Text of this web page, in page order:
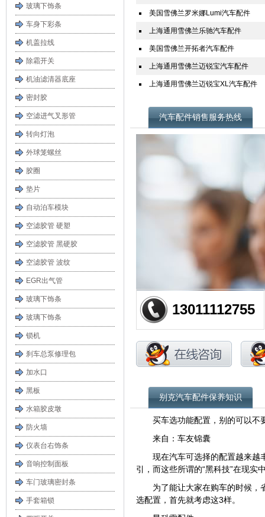
玻璃下饰条
车身下彩条
机盖拉线
除霜开关
机油滤清器底座
密封胶
空滤进气叉形管
转向灯泡
外球笼螺丝
胶圈
垫片
自动泊车模块
空滤胶管 硬塑
空滤胶管 黑硬胶
空滤胶管 波纹
EGR出气管
玻璃下饰条
玻璃下饰条
锁机
刹车总泵修理包
加水口
黑板
水箱胶皮墩
防火墙
仪表台右饰条
音响控制面板
车门玻璃密封条
手套箱锁
美国雪佛兰罗米娜Lumi汽车配件
上海通用雪佛兰乐驰汽车配件
美国雪佛兰开拓者汽车配件
上海通用雪佛兰迈锐宝汽车配件
上海通用雪佛兰迈锐宝XL汽车配件
汽车配件销售服务热线
13011112755
别克汽车配件保养知识
买车选功能配置，别的可以不
来自：车友锦囊
现在汽车可选择的配置越来越
引，而这些所谓的“黑科技”在现实
为了能让大家在购车的时候，
选配置，首先就考虑这3样。